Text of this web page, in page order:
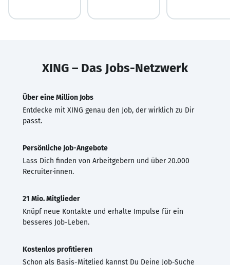
XING – Das Jobs-Netzwerk
Über eine Million Jobs
Entdecke mit XING genau den Job, der wirklich zu Dir
passt.
Persönliche Job-Angebote
Lass Dich finden von Arbeitgebern und über 20.000
Recruiter·innen.
21 Mio. Mitglieder
Knüpf neue Kontakte und erhalte Impulse für ein
besseres Job-Leben.
Kostenlos profitieren
Schon als Basis-Mitglied kannst Du Deine Job-Suche